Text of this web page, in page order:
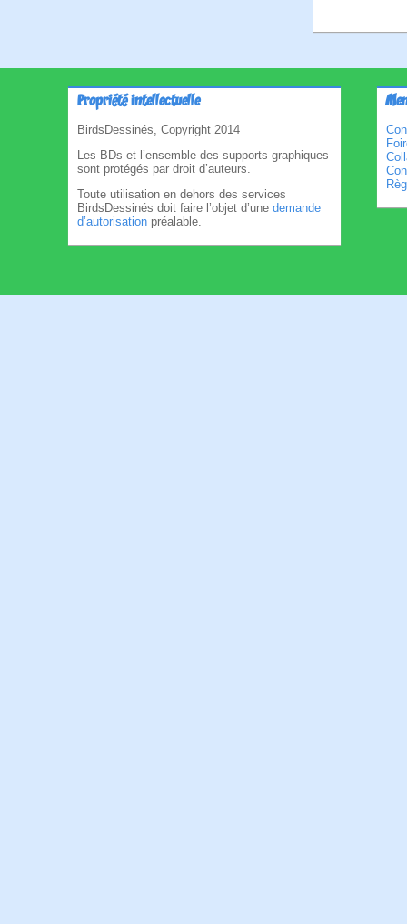
Propriété intellectuelle
BirdsDessinés, Copyright 2014
Les BDs et l’ensemble des supports graphiques
sont protégés par droit d’auteurs.
Toute utilisation en dehors des services
BirdsDessinés doit faire l’objet d’une demande
d’autorisation préalable.